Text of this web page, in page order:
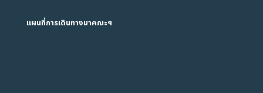
แผนที่การเดินทางมาคณะฯ